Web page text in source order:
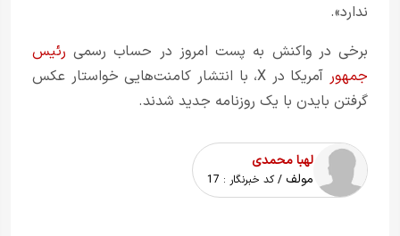
ندارد».
برخی در واکنش به پست امروز در حساب رسمی رئیس
جمهور
آمریکا در X، با انتشار کامنت‌هایی خواستار عکس
گرفتن بایدن با یک روزنامه جدید شدند.
لهبا محمدی
مولف / کد خبرنگار : 17